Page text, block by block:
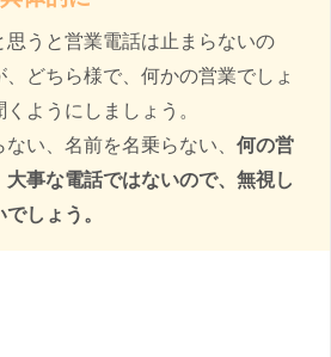
思うと営業電話は止まらないの
どちら様で、何かの営業でしょ
ようにしましょう。
い、名前を名乗らない、 何の営
事な電話ではないので、無視し
しょう。